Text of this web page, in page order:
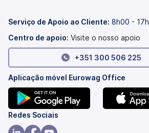
separador)
Serviço de Apoio ao Cliente: 8h00 -
Centro de apoio: Visite o nosso apoio
+351 300 506 225
Aplicação móvel Eurowag Office
(abre
num
Redes Sociais